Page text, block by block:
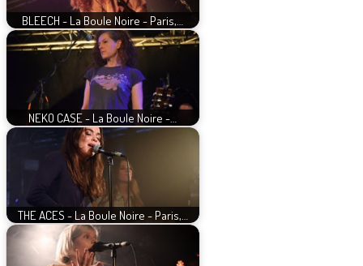
BLEECH - La Boule Noire - Paris,…
NEKO CASE - La Boule Noire -…
THE ACES - La Boule Noire - Paris,…